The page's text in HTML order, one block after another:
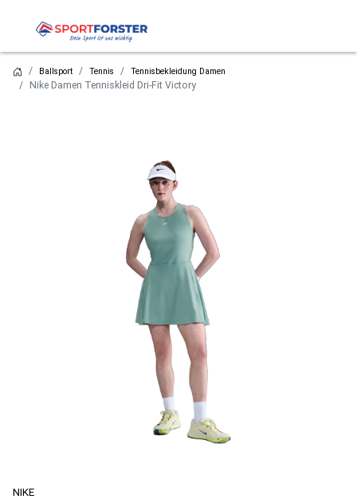
Ballsport Tennis Tennisbekleidung Damen
Nike Damen Tenniskleid Dri-Fit Victory
NIKE